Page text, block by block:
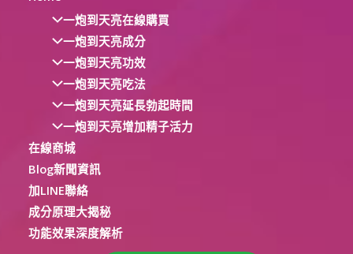
一炮到天亮在線購買
一炮到天亮成分
一炮到天亮功效
一炮到天亮吃法
一炮到天亮延長勃起時間
一炮到天亮增加精子活力
在線商城
Blog新聞資訊
加LINE聯絡
成分原理大揭秘
功能效果深度解析